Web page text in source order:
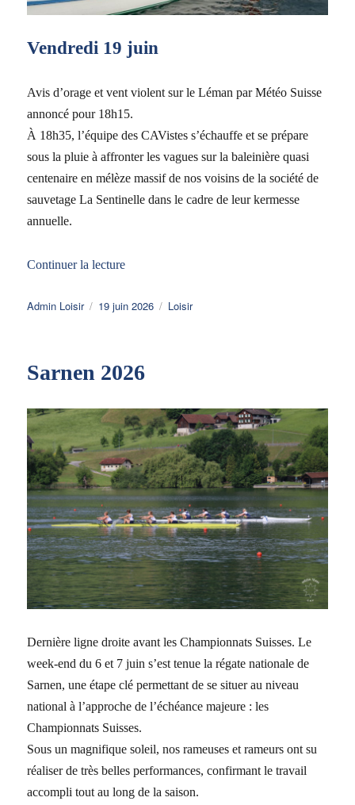
Vendredi 19 juin
Avis d’orage et vent violent sur le Léman par Météo Suisse
annoncé pour 18h15.
À 18h35, l’équipe des CAVistes s’échauffe et se prépare
sous la pluie à affronter les vagues sur la baleinière quasi
centenaire en mélèze massif de nos voisins de la société de
sauvetage La Sentinelle dans le cadre de leur kermesse
annuelle.
Continuer la lecturede « Kermesse du sauvetage 2026 »
Auteur
Admin Loisir
Publié
19 juin 2026 Catégories
Loisir
Sarnen 2026
Dernière ligne droite avant les Championnats Suisses. Le
week-end du 6 et 7 juin s’est tenue la régate nationale de
Sarnen, une étape clé permettant de se situer au niveau
national à l’approche de l’échéance majeure : les
Championnats Suisses.
Sous un magnifique soleil, nos rameuses et rameurs ont su
réaliser de très belles performances, confirmant le travail
accompli tout au long de la saison.